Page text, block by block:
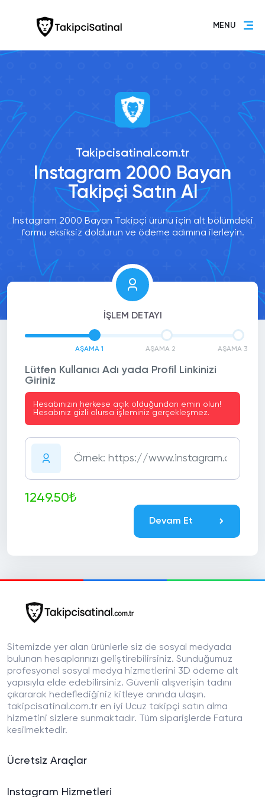
MENU
Takipcisatinal.com.tr
Instagram 2000 Bayan
Takipçi Satın Al
Instagram 2000 Bayan Takipçi ürünü için alt bölümdeki
formu eksiksiz doldurun ve ödeme adımına ilerleyin.
İŞLEM DETAYI
AŞAMA 1 AŞAMA 2 AŞAMA 3
Lütfen Kullanıcı Adı yada Profil Linkinizi
Giriniz
Hesabınızın herkese açık olduğundan emin olun!
Hesabınız gizli olursa işleminiz gerçekleşmez.
1249.50₺
Devam Et
Sitemizde yer alan ürünlerle siz de sosyal medyada
bulunan hesaplarınızı geliştirebilirsiniz. Sunduğumuz
profesyonel sosyal medya hizmetlerini 3D ödeme alt
yapısıyla elde edebilirsiniz. Güvenli alışverişin tadını
çıkararak hedeflediğiniz kitleye anında ulaşın.
takipcisatinal.com.tr en iyi Ucuz takipçi satın alma
hizmetini sizlere sunmaktadır. Tüm siparişlerde Fatura
kesilmektedir.
Ücretsiz Araçlar
Instagram Hizmetleri